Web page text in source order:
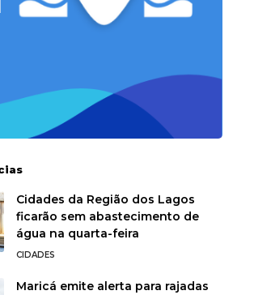
Cidades da Região dos Lagos
ficarão sem abastecimento de
água na quarta-feira
CIDADES
Maricá emite alerta para rajadas